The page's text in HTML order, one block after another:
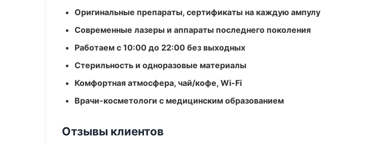
Оригинальные препараты, сертификаты на каждую ампулу
Современные лазеры и аппараты последнего поколения
Работаем с 10:00 до 22:00 без выходных
Стерильность и одноразовые материалы
Комфортная атмосфера, чай/кофе, Wi-Fi
Врачи-косметологи с медицинским образованием
Отзывы клиентов